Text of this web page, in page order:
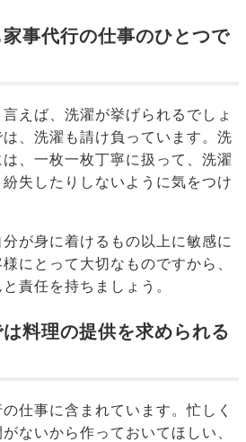
事代行の仕事のひとつで
えば、洗濯が挙げられるでしょ
、洗濯も請け負っています。洗
、一枚一枚丁寧に扱って、洗濯
失したりしないように気をつけ
が身に着けるもの以上に敏感に
にとって大切なものですから、
責任を持ちましょう。
料理の提供を求められる
仕事に含まれています。忙しく
ないから作っておいてほしい、